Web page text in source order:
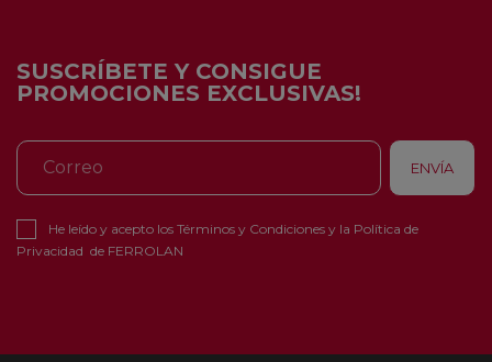
SUSCRÍBETE Y CONSIGUE
PROMOCIONES EXCLUSIVAS!
He leído y acepto los Términos y Condiciones y la Política de
Privacidad de FERROLAN